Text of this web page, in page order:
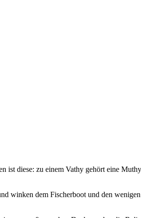
ist diese: zu einem Vathy gehört eine
winken dem Fischerboot und den